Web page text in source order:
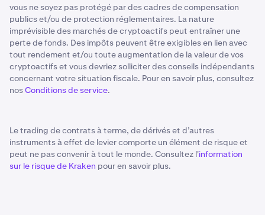
vous ne soyez pas protégé par des cadres de compensation
publics et/ou de protection réglementaires. La nature
imprévisible des marchés de cryptoactifs peut entraîner une
perte de fonds. Des impôts peuvent être exigibles en lien avec
tout rendement et/ou toute augmentation de la valeur de vos
cryptoactifs et vous devriez solliciter des conseils indépendants
concernant votre situation fiscale. Pour en savoir plus, consultez
nosConditions de service.
Le trading de contrats à terme, de dérivés et d’autres
instruments à effet de levier comporte un élément de risque et
peut ne pas convenir à tout le monde. Consultez l'information
sur le risque de Kraken pour en savoir plus.